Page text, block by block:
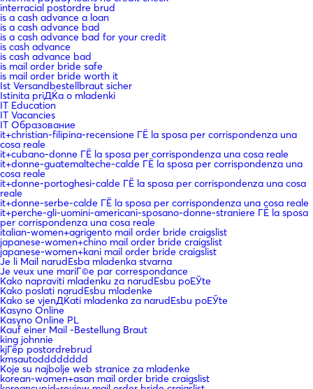
interracial postordre brud
is a cash advance a loan
is a cash advance bad
is a cash advance bad for your credit
is cash advance
is cash advance bad
is mail order bride safe
is mail order bride worth it
Ist Versandbestellbraut sicher
Istinita priДЌa o mladenki
IT Education
IT Vacancies
IT Образование
it+christian-filipina-recensione ГЁ la sposa per corrispondenza una
cosa reale
it+cubano-donne ГЁ la sposa per corrispondenza una cosa reale
it+donne-guatemalteche-calde ГЁ la sposa per corrispondenza una
cosa reale
it+donne-portoghesi-calde ГЁ la sposa per corrispondenza una cosa
reale
it+donne-serbe-calde ГЁ la sposa per corrispondenza una cosa reale
it+perche-gli-uomini-americani-sposano-donne-straniere ГЁ la sposa
per corrispondenza una cosa reale
italian-women+agrigento mail order bride craigslist
japanese-women+chino mail order bride craigslist
japanese-women+kani mail order bride craigslist
Je li Mail narudЕѕba mladenka stvarna
Je veux une mariГ©e par correspondance
Kako napraviti mladenku za narudЕѕbu poЕЎte
Kako poslati narudЕѕbu mladenke
Kako se vjenДЌati mladenka za narudЕѕbu poЕЎte
Kasyno Online
Kasyno Online PL
Kauf einer Mail -Bestellung Braut
king johnnie
kjГёp postordrebrud
kmsautodddddddd
Koje su najbolje web stranice za mladenke
korean-women+asan mail order bride craigslist